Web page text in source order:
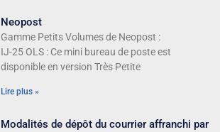
Neopost
Gamme Petits Volumes de Neopost :
IJ-25 OLS : Ce mini bureau de poste est
disponible en version Très Petite
Lire plus »
Modalités de dépôt du courrier affranchi par